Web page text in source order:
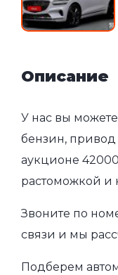
Описание
У нас вы можете
бензин, привод
аукционе
растоможкой и
Звоните по
связи и мы
Подберем